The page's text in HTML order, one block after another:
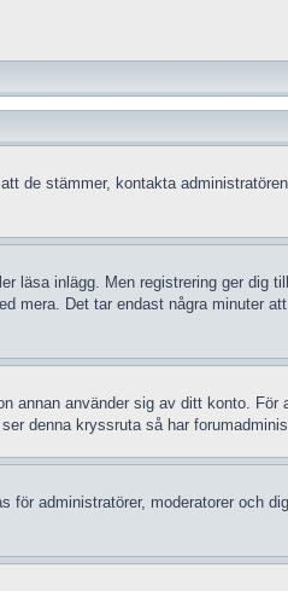
de stämmer, kontakta
läsa inlägg. Men registrering ger dig
mera. Det tar endast några minuter
annan använder sig av ditt konto.
denna kryssruta så har
för administratörer, moderatorer och